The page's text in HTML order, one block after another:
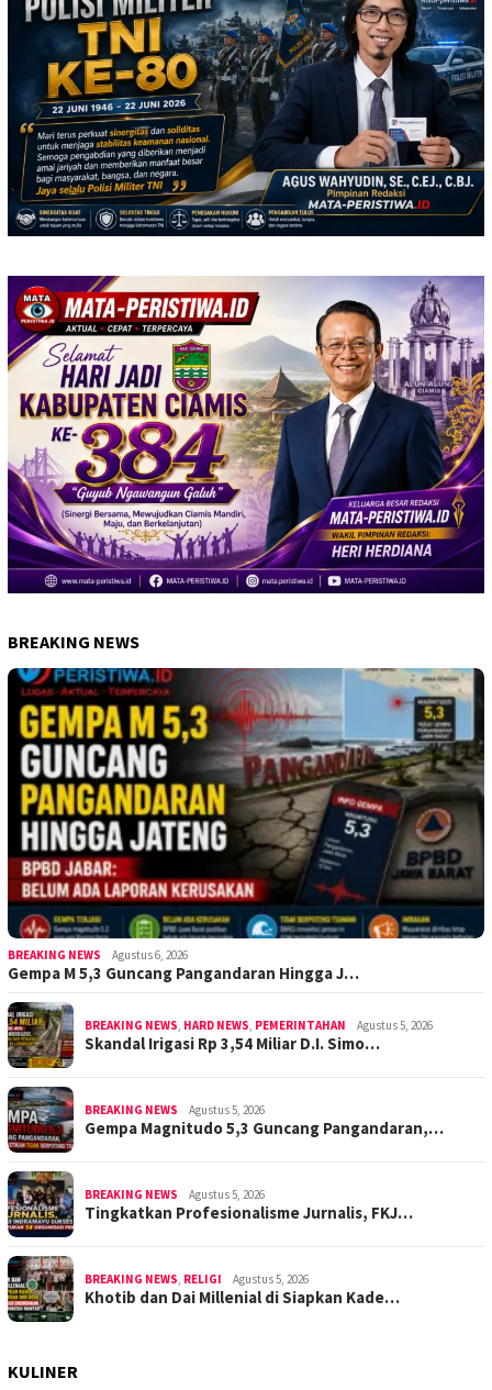
BREAKING NEWS
BREAKING NEWS Agustus 6, 2026
Gempa M 5,3 Guncang Pangandaran Hingga J…
BREAKING NEWS, HARD NEWS, PEMERINTAHAN Agustus 5, 2026
Skandal Irigasi Rp 3,54 Miliar D.I. Simo…
BREAKING NEWS Agustus 5, 2026
Gempa Magnitudo 5,3 Guncang Pangandaran,…
BREAKING NEWS Agustus 5, 2026
Tingkatkan Profesionalisme Jurnalis, FKJ…
BREAKING NEWS, RELIGI Agustus 5, 2026
Khotib dan Dai Millenial di Siapkan Kade…
KULINER